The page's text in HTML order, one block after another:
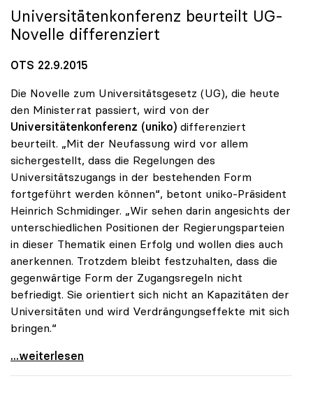
Universitätenkonferenz beurteilt UG-
Novelle differenziert
OTS 22.9.2015
Die Novelle zum Universitätsgesetz (UG), die heute
den Ministerrat passiert, wird von der
Universitätenkonferenz (uniko) differenziert
beurteilt. „Mit der Neufassung wird vor allem
sichergestellt, dass die Regelungen des
Universitätszugangs in der bestehenden Form
fortgeführt werden können“, betont uniko-Präsident
Heinrich Schmidinger. „Wir sehen darin angesichts der
unterschiedlichen Positionen der Regierungsparteien
in dieser Thematik einen Erfolg und wollen dies auch
anerkennen. Trotzdem bleibt festzuhalten, dass die
gegenwärtige Form der Zugangsregeln nicht
befriedigt. Sie orientiert sich nicht an Kapazitäten der
Universitäten und wird Verdrängungseffekte mit sich
bringen.“
Schmidinger zu Uni-Zugang: Kernfrage trotz
...weiterlesen